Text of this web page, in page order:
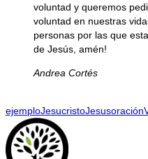
voluntad y queremos
voluntad en nuestras
personas por las que
de Jesús, amén!
Andrea Cortés
ejemploJesucristoJesusoración